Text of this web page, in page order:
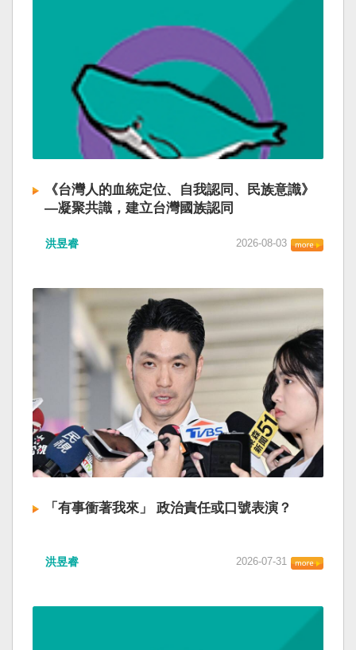
《台灣人的血統定位、自我認同、民族意識》
—凝聚共識，建立台灣國族認同
洪昱睿 2026-08-03
「有事衝著我來」 政治責任或口號表演？
洪昱睿 2026-07-31